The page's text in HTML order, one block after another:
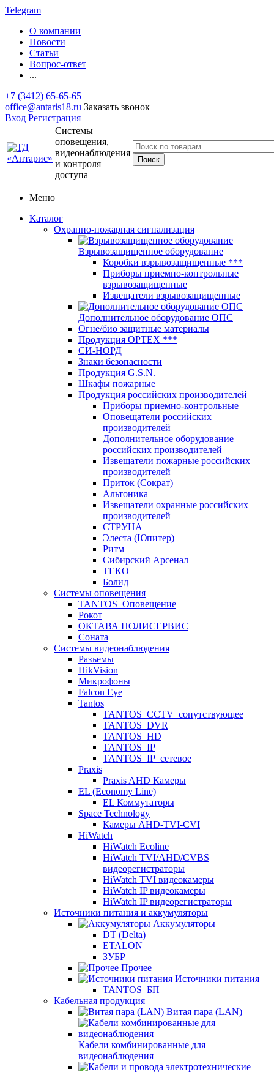
Telegram
О компании
Новости
Статьи
Вопрос-ответ
...
+7 (3412) 65-65-65
office@antaris18.ru Заказать звонок
Вход Регистрация
Системы
оповещения,
видеонаблюдения
и контроля
доступа
Меню
Каталог
Охранно-пожарная сигнализация
Взрывозащищенное оборудование
Коробки взрывозащищенные ***
Приборы приемно-контрольные
взрывозащищенные
Извещатели взрывозащищенные
Дополнительное оборудование ОПС
Огне/био защитные материалы
Продукция OPTEХ ***
СИ-НОРД
Знаки безопасности
Продукция G.S.N.
Шкафы пожарные
Продукция российских производителей
Приборы приемно-контрольные
Оповещатели российских
производителей
Дополнительное оборудование
российских производителей
Извещатели пожарные российских
производителей
Приток (Сократ)
Альтоника
Извещатели охранные российских
производителей
СТРУНА
Элеста (Юпитер)
Ритм
Сибирский Арсенал
ТЕКО
Болид
Системы оповещения
TANTOS_Оповещение
Рокот
ОКТАВА ПОЛИСЕРВИС
Соната
Системы видеонаблюдения
Разъемы
HikVision
Микрофоны
Falcon Eye
Tantos
TANTOS_CCTV_сопутствующее
TANTOS_DVR
TANTOS_HD
TANTOS_IP
TANTOS_IP_сетевое
Praxis
Praxis AHD Камеры
EL (Economy Line)
EL Коммутаторы
Space Technology
Камеры AHD-TVI-CVI
HiWatch
HiWatch Ecoline
HiWatch TVI/AHD/CVBS
видеорегистраторы
HiWatch TVI видеокамеры
HiWatch IP видеокамеры
HiWatch IP видеорегистраторы
Источники питания и аккумуляторы
Аккумуляторы
DT (Delta)
ETALON
ЗУБР
Прочее
Источники питания
TANTOS_БП
Кабельная продукция
Витая пара (LAN)
Кабели комбинированные для
видеонаблюдения